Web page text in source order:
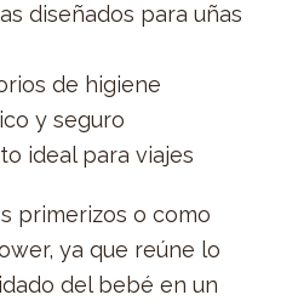
diseñados para uñas
de higiene
y seguro
ideal para viajes
primerizos o como
ya que reúne lo
del bebé en un